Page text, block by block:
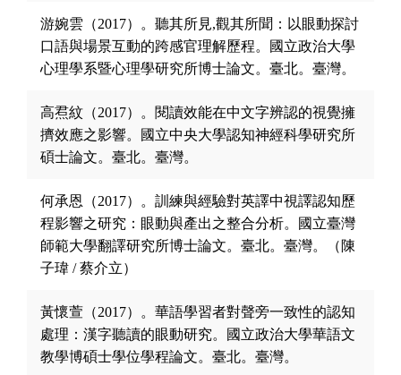
游婉雲（2017）。聽其所見,觀其所聞：以眼動探討
口語與場景互動的跨感官理解歷程。國立政治大學
心理學系暨心理學研究所博士論文。臺北。臺灣。
高焄紋（2017）。閱讀效能在中文字辨認的視覺擁
擠效應之影響。國立中央大學認知神經科學研究所
碩士論文。臺北。臺灣。
何承恩（2017）。訓練與經驗對英譯中視譯認知歷
程影響之研究：眼動與產出之整合分析。國立臺灣
師範大學翻譯研究所博士論文。臺北。臺灣。（陳
子瑋 / 蔡介立）
黃懷萱（2017）。華語學習者對聲旁一致性的認知
處理：漢字聽讀的眼動研究。國立政治大學華語文
教學博碩士學位學程論文。臺北。臺灣。